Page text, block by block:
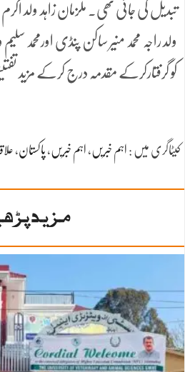
تبدیل کی جانی تھی۔ ملزمان زاہد ولد
ولد راجہ محمد منیر ساکن پنڈی اورمحمد
کو گرفتارکرکے مقدمہ درج کرکے مزید
کیٹاگری میں : اہم خبریں، اہم خبریں، پاکستان،
مزید